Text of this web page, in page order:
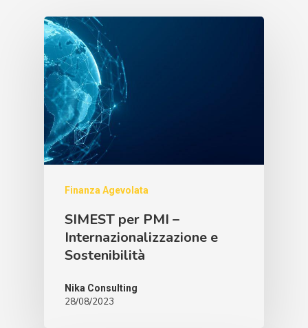
Finanza Agevolata
SIMEST per PMI –
Internazionalizzazione e
Sostenibilità
Nika Consulting
28/08/2023